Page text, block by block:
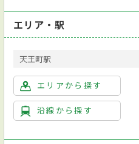
エリア・駅
天王町駅
エリアから探す
沿線から探す